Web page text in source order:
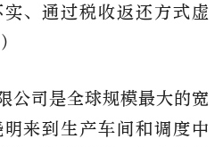
、通过税收返还方式虚
公司是全球规模最大的宽
来到生产车间和调度中